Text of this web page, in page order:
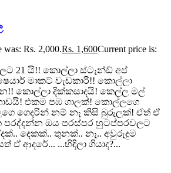
was: Rs. 2,000.Rs. 1,600Current price is:
21 යි!! කොල්ලා ස්ටෑන්ඩ් අප්
මාකට් වැඩකාරි!! කොල්ලා
කොල්ලා දික්කසාදයි! කෙල්ල මල්
එකම පඹ ගාලක්! කොල්ලගෙ
ගෙදරින් නම් නෑ කිසි බුරුලක්! ඒත් ඒ
ඔය පරස්පර හුටප්පරවලට
දෙකක්.. තුනක්.. නෑ.. අවුරුදුම
ආදරේ... ...හිඳිලා ගියාද?...